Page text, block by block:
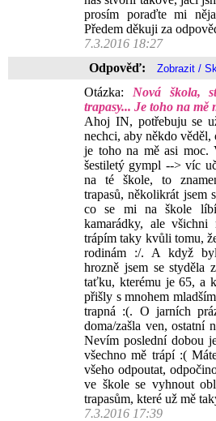
prosím poraďte mi
Předem děkuji za
7.3.2016 18:27
Odpověď:
Otázka: Nová škola,
trapasy... Je toho na mě
Ahoj IN, potřebuju se
nechci, aby někdo věděl,
je toho na mě asi moc.
šestiletý gympl --> víc
na té škole, to
trapasů, několikrát jsem
co se mi na škole
kamarádky, ale všichni
trápím taky kvůli tomu,
rodinám :/. A když
hrozně jsem se styděla
taťku, kterému je 65, a
přišly s mnohem
trapná :(. O jarních
doma/zašla ven, ostatní
Nevím poslední dobou
všechno mě trápí :(
všeho odpoutat,
ve škole se vyhnout
trapasům, které už mě
7.3.2016 17:39